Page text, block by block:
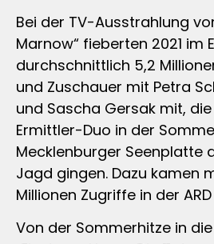
Bei der TV-Ausstrahlung
Marnow“ fieberten 2021 im
durchschnittlich 5,2
und Zuschauer mit Petra
und Sascha Gersak mit,
Ermittler-Duo in der
Mecklenburger Seenplatte
Jagd gingen. Dazu kamen
Millionen Zugriffe in der
Von der Sommerhitze in